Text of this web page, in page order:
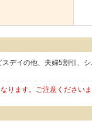
デイの他、夫婦5割引、
ります。ご注意くださいま